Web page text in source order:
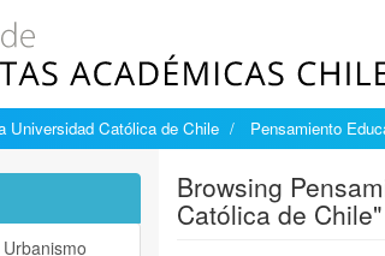
Universidad Católica de Chile Pensamiento
Browsing
Católica de Chile"